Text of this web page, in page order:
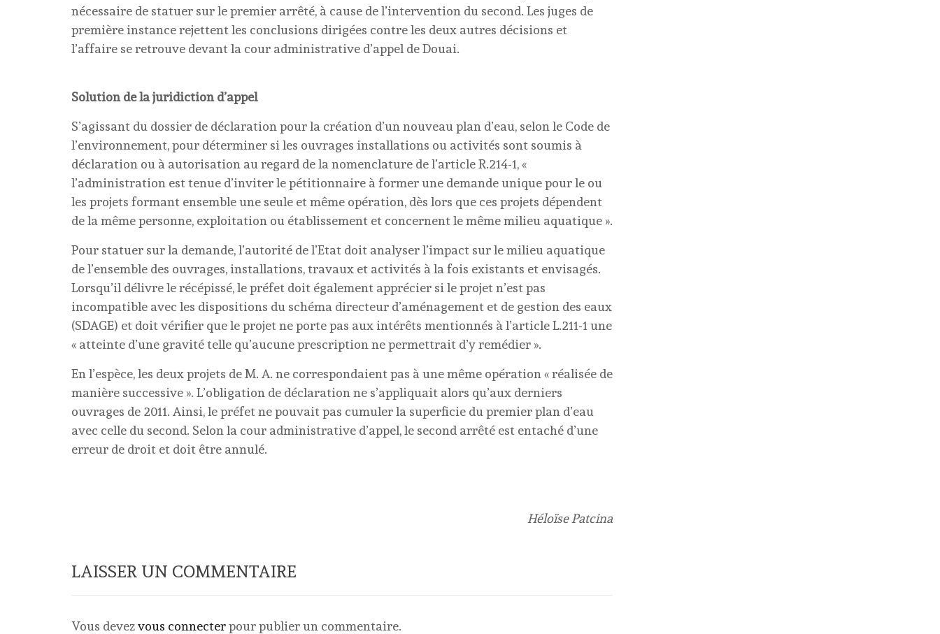
nécessaire de statuer sur le premier arrêté, à cause de l’intervention du second. Les juges de
première instance rejettent les conclusions dirigées contre les deux autres décisions et
l’affaire se retrouve devant la cour administrative d’appel de Douai.
Solution de la juridiction d’appel
S’agissant du dossier de déclaration pour la création d’un nouveau plan d’eau, selon le Code de
l’environnement, pour déterminer si les ouvrages installations ou activités sont soumis à
déclaration ou à autorisation au regard de la nomenclature de l’article R.214-1, «
l’administration est tenue d’inviter le pétitionnaire à former une demande unique pour le ou
les projets formant ensemble une seule et même opération, dès lors que ces projets dépendent
de la même personne, exploitation ou établissement et concernent le même milieu aquatique ».
Pour statuer sur la demande, l’autorité de l’Etat doit analyser l’impact sur le milieu aquatique
de l’ensemble des ouvrages, installations, travaux et activités à la fois existants et envisagés.
Lorsqu’il délivre le récépissé, le préfet doit également apprécier si le projet n’est pas
incompatible avec les dispositions du schéma directeur d’aménagement et de gestion des eaux
(SDAGE) et doit vérifier que le projet ne porte pas aux intérêts mentionnés à l’article L.211-1 une
« atteinte d’une gravité telle qu’aucune prescription ne permettrait d’y remédier ».
En l’espèce, les deux projets de M. A. ne correspondaient pas à une même opération « réalisée de
manière successive ». L’obligation de déclaration ne s’appliquait alors qu’aux derniers
ouvrages de 2011. Ainsi, le préfet ne pouvait pas cumuler la superficie du premier plan d’eau
avec celle du second. Selon la cour administrative d’appel, le second arrêté est entaché d’une
erreur de droit et doit être annulé.
Héloïse Patcina
LAISSER UN COMMENTAIRE
Vous devezvous connecterpour publier un commentaire.